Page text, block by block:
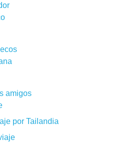
amigos
por Tailandia